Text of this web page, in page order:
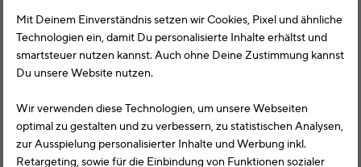
Mit Deinem Einverständnis setzen wir Cookies, Pixel und ähnliche
Technologien ein, damit Du personalisierte Inhalte erhältst und
smartsteuer nutzen kannst. Auch ohne Deine Zustimmung kannst
Du unsere Website nutzen.
Wir verwenden diese Technologien, um unsere Webseiten
optimal zu gestalten und zu verbessern, zu statistischen Analysen,
zur Ausspielung personalisierter Inhalte und Werbung inkl.
Retargeting, sowie für die Einbindung von Funktionen sozialer
Auf dieser Seite findest Du alle
Informationen zum Finanzamt
Dillenburg, Wilhelmstraße 9, 35683,
2609.
Das Finanzamt Dillenburg (Hessen) hilft Dir bei allen